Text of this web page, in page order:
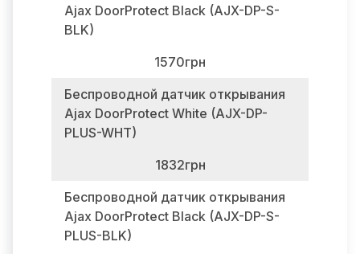
Ajax DoorProtect Black (AJX-DP-S-
BLK)
1570грн
Беспроводной датчик открывания
Ajax DoorProtect White (AJX-DP-
PLUS-WHT)
1832грн
Беспроводной датчик открывания
Ajax DoorProtect Black (AJX-DP-S-
PLUS-BLK)